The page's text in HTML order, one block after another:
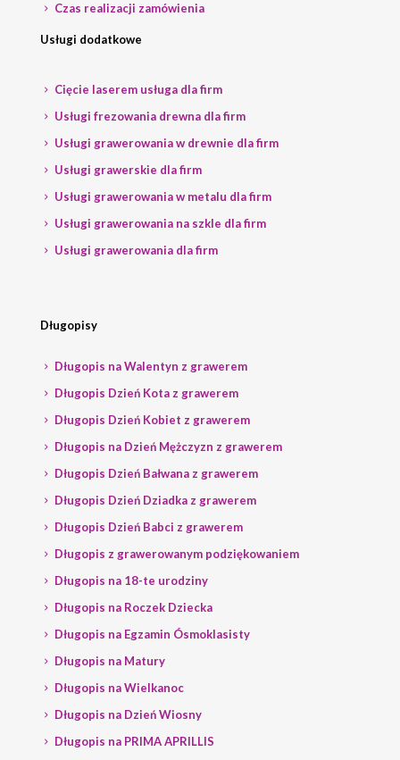
Czas realizacji zamówienia
Usługi dodatkowe
Cięcie laserem usługa dla firm
Usługi frezowania drewna dla firm
Usługi grawerowania w drewnie dla firm
Usługi grawerskie dla firm
Usługi grawerowania w metalu dla firm
Usługi grawerowania na szkle dla firm
Usługi grawerowania dla firm
Długopisy
Długopis na Walentyn z grawerem
Długopis Dzień Kota z grawerem
Długopis Dzień Kobiet z grawerem
Długopis na Dzień Mężczyzn z grawerem
Długopis Dzień Bałwana z grawerem
Długopis Dzień Dziadka z grawerem
Długopis Dzień Babci z grawerem
Długopis z grawerowanym podziękowaniem
Długopis na 18-te urodziny
Długopis na Roczek Dziecka
Długopis na Egzamin Ósmoklasisty
Długopis na Matury
Długopis na Wielkanoc
Długopis na Dzień Wiosny
Długopis na PRIMA APRILLIS